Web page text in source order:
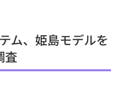
ム、姫島モデルを
査